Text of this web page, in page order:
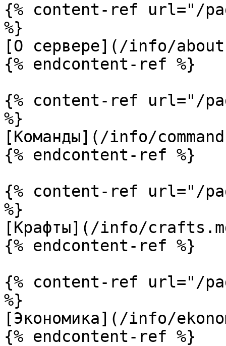
{% content-ref url="/
%}
[О сервере](/info/
{% endcontent-ref %}
{% content-ref url="/
%}
[Команды](/info/
{% endcontent-ref %}
{% content-ref url="/
%}
[Крафты](/info/
{% endcontent-ref %}
{% content-ref url="/
%}
[Экономика](/info/
{% endcontent-ref %}